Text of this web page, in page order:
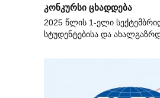
კონკურსი ცხადდება
2025 წლის 1-ელი
სტუდენტებისა და